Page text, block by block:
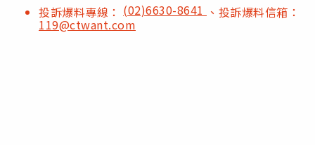
投訴爆料專線： (02)6630-8641 、投訴爆料信箱：
119@ctwant.com